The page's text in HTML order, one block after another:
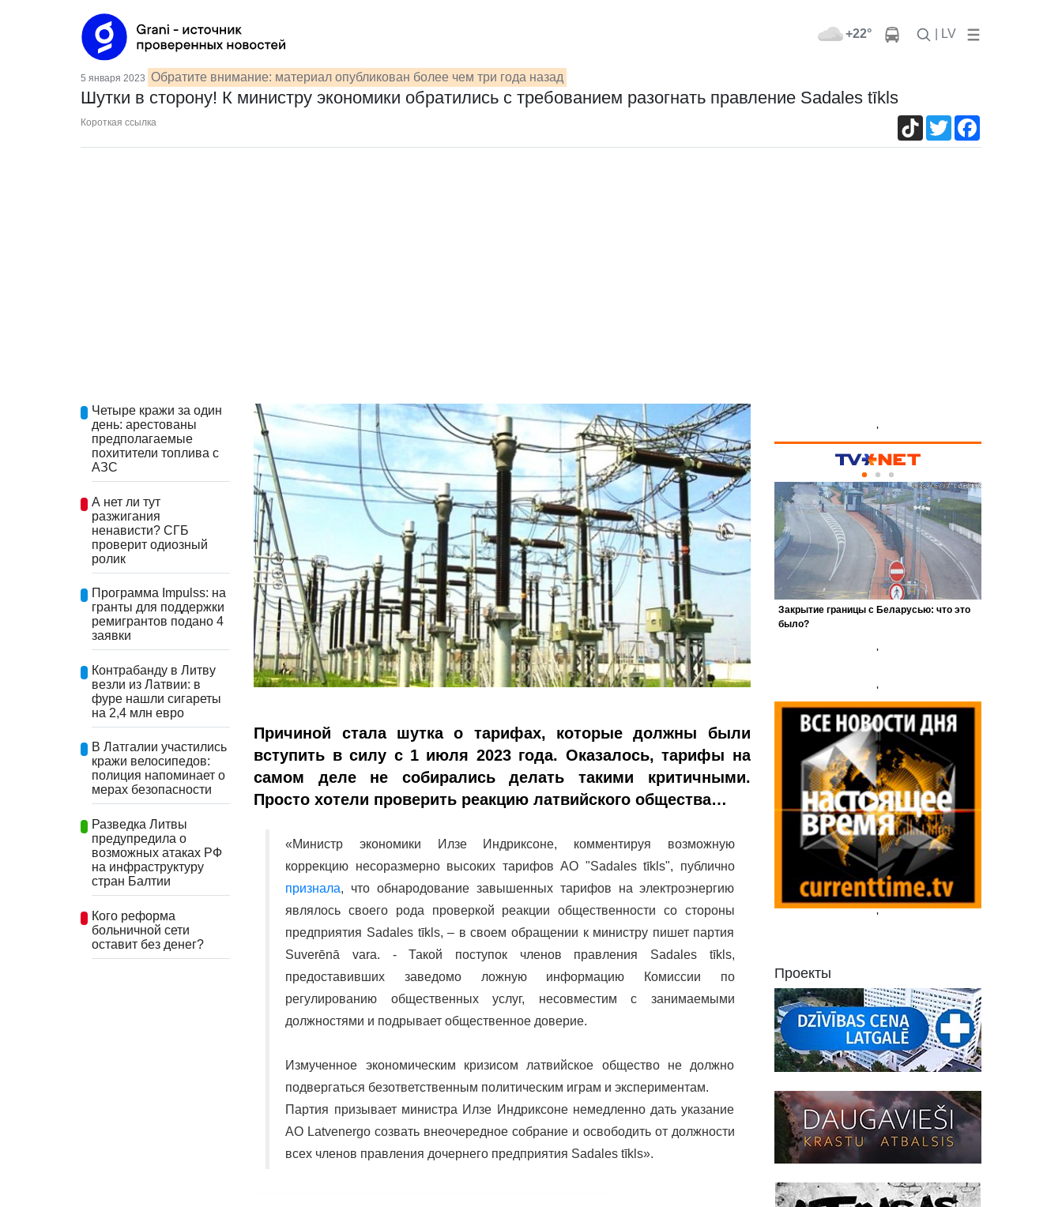
+22° | LV
5 января 2023 Обратите внимание: материал опубликован более чем три года назад
Шутки в сторону! К министру экономики обратились с требованием разогнать правление Sadales tīkls
Короткая ссылка TikTokTwitter
Четыре кражи за один
день: арестованы
предполагаемые
похитители топлива с
АЗС
А нет ли тут
разжигания
ненависти? СГБ
проверит одиозный
ролик
Программа Impulss: на
гранты для поддержки
ремигрантов подано 4
заявки
Контрабанду в Литву
везли из Латвии: в
фуре нашли сигареты
на 2,4 млн евро
В Латгалии участились
кражи велосипедов:
полиция напоминает о
мерах безопасности
Разведка Литвы
предупредила о
возможных атаках РФ
на инфраструктуру
стран Балтии
Кого реформа
больничной сети
оставит без денег?
Причиной стала шутка о тарифах, которые должны были
вступить в силу с 1 июля 2023 года. Оказалось, тарифы на
самом деле не собирались делать такими критичными.
Просто хотели проверить реакцию латвийского общества…
«Министр экономики Илзе Индриксоне, комментируя возможную
коррекцию несоразмерно высоких тарифов АО "Sadales tīkls", публично
признала, что обнародование завышенных тарифов на электроэнергию
являлось своего рода проверкой реакции общественности со стороны
предприятия Sadales tīkls, – в своем обращении к министру пишет партия
Suverēnā vara. - Такой поступок членов правления Sadales tīkls,
предоставивших заведомо ложную информацию Комиссии по
регулированию общественных услуг, несовместим с занимаемыми
должностями и подрывает общественное доверие.
Измученное экономическим кризисом латвийское общество не должно
подвергаться безответственным политическим играм и экспериментам.
Партия призывает министра Илзе Индриксоне немедленно дать указание
АО Latvenergo созвать внеочередное собрание и освободить от должности
всех членов правления дочернего предприятия Sadales tīkls».
'
'
'
'
Проекты